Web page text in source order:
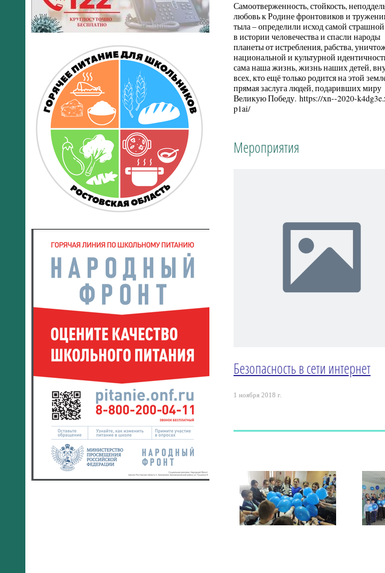
Самоотверженность, стойкость,
любовь к Родине фронтовиков и
тыла – определили исход самой
в истории человечества и спасли народы
планеты от истребления, рабства,
национальной и культурной
сама наша жизнь, жизнь наших детей,
всех, кто ещё только родится на этой
прямая заслуга людей, подаривших миру
Великую Победу. https://xn--2020-
p1ai/
Мероприятия
Безопасность в сети интернет
1 ноября 2018 г.